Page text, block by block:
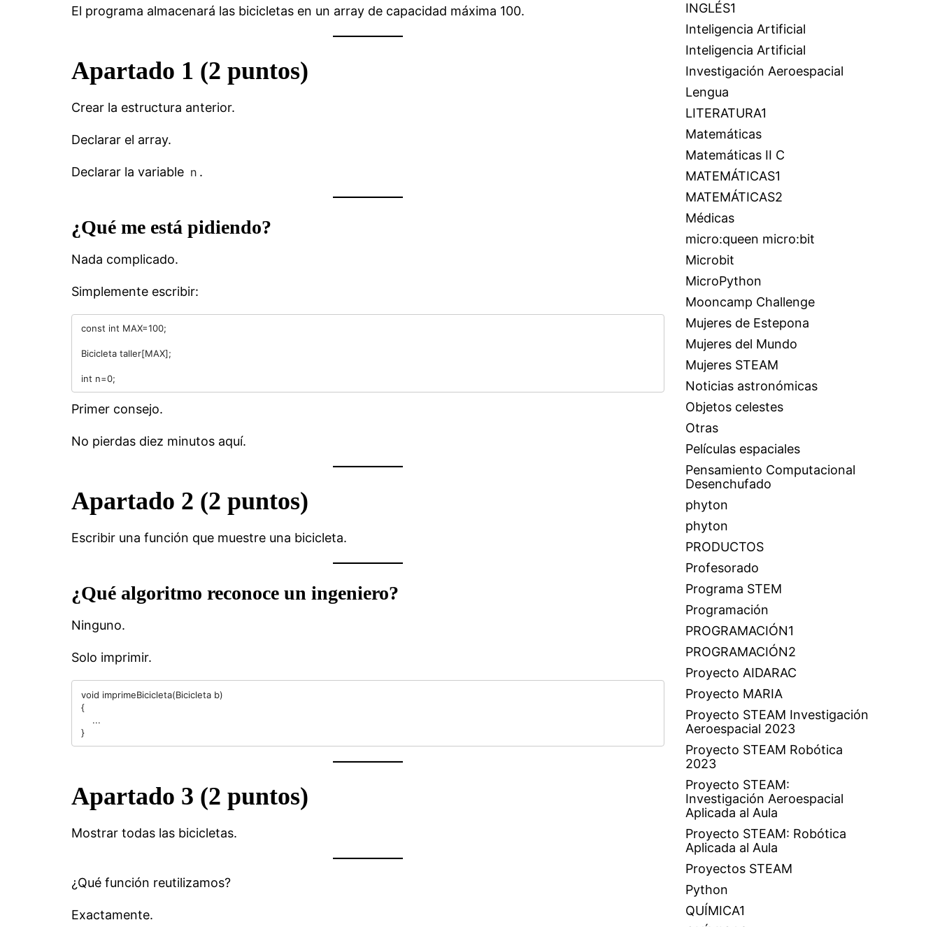
El programa almacenará las bicicletas en un array de capacidad máxima 100.
Apartado 1 (2 puntos)
Crear la estructura anterior.
Declarar el array.
Declarar la variable n .
¿Qué me está pidiendo?
Nada complicado.
Simplemente escribir:
const int MAX=100;
Bicicleta taller[MAX];
Primer consejo.
No pierdas diez minutos aquí.
Apartado 2 (2 puntos)
Escribir una función que muestre una bicicleta.
¿Qué algoritmo reconoce un ingeniero?
Ninguno.
Solo imprimir.
void imprimeBicicleta(Bicicleta b)
{
Apartado 3 (2 puntos)
Mostrar todas las bicicletas.
¿Qué función reutilizamos?
Exactamente.
INGLÉS1
Inteligencia Artificial
Inteligencia Artificial
Investigación Aeroespacial
Lengua
LITERATURA1
Matemáticas
Matemáticas II C
MATEMÁTICAS1
MATEMÁTICAS2
Médicas
micro:queen micro:bit
Microbit
MicroPython
Mooncamp Challenge
Mujeres de Estepona
Mujeres del Mundo
Mujeres STEAM
Noticias astronómicas
Objetos celestes
Otras
Películas espaciales
Pensamiento Computacional
Desenchufado
phyton
phyton
PRODUCTOS
Profesorado
Programa STEM
Programación
PROGRAMACIÓN1
PROGRAMACIÓN2
Proyecto AIDARAC
Proyecto MARIA
Proyecto STEAM Investigación
Aeroespacial 2023
Proyecto STEAM Robótica
2023
Proyecto STEAM:
Investigación Aeroespacial
Aplicada al Aula
Proyecto STEAM: Robótica
Aplicada al Aula
Proyectos STEAM
Python
QUÍMICA1